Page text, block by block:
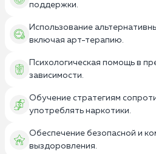
поддержки.
Использование
включая арт-терапию.
Психологическая помощь в
зависимости.
Обучение стратегиям
употреблять наркотики.
Обеспечение безопасной и
выздоровления.